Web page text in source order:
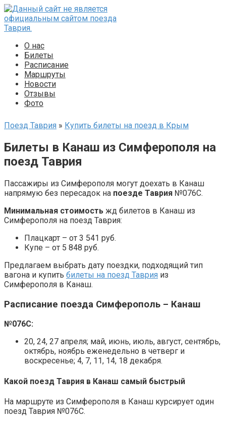
Перейти
к
контенту
О нас
Билеты
Расписание
Маршруты
Новости
Отзывы
Фото
Поезд Таврия » Купить билеты на поезд в Крым
Билеты в Канаш из Симферополя на
поезд Таврия
Пассажиры из Симферополя могут доехать в Канаш
напрямую без пересадок на поезде Таврия №076С.
Минимальная стоимость жд билетов в Канаш из
Симферополя на поезд Таврия:
Плацкарт – от 3 541 руб.
Купе – от 5 848 руб.
Предлагаем выбрать дату поездки, подходящий тип
вагона и купить билеты на поезд Таврия из
Симферополя в Канаш.
Расписание поезда Симферополь – Канаш
№076С:
20, 24, 27 апреля; май, июнь, июль, август, сентябрь,
октябрь, ноябрь еженедельно в четверг и
воскресенье; 4, 7, 11, 14, 18 декабря.
Какой поезд Таврия в Канаш самый быстрый
На маршруте из Симферополя в Канаш курсирует один
поезд Таврия №076С.